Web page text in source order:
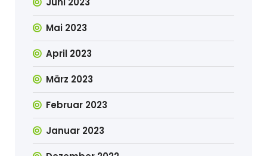
Mai 2023
April 2023
März 2023
Februar 2023
Januar 2023